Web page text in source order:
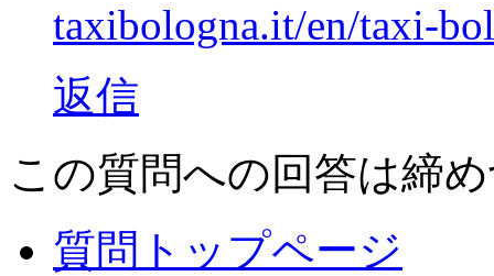
taxibologna.it/en/taxi-
返信
この質問への回答は締
質問トップページ